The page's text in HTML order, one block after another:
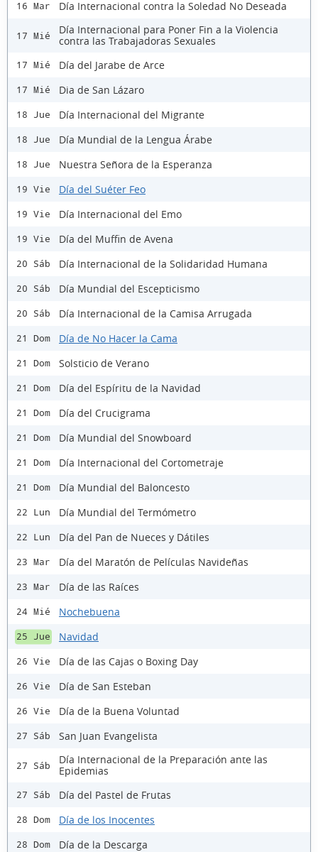
16 Mar Día Internacional contra la Soledad No Deseada
17 Mié
Día Internacional para Poner Fin a la Violencia
contra las Trabajadoras Sexuales
17 Mié Día del Jarabe de Arce
17 Mié Dia de San Lázaro
18 Jue Día Internacional del Migrante
18 Jue Día Mundial de la Lengua Árabe
18 Jue Nuestra Señora de la Esperanza
19 Vie Día del Suéter Feo
19 Vie Día Internacional del Emo
19 Vie Día del Muffin de Avena
20 Sáb Día Internacional de la Solidaridad Humana
20 Sáb Día Mundial del Escepticismo
20 Sáb Día Internacional de la Camisa Arrugada
21 Dom Día de No Hacer la Cama
21 Dom Solsticio de Verano
21 Dom Día del Espíritu de la Navidad
21 Dom Día del Crucigrama
21 Dom Día Mundial del Snowboard
21 Dom Día Internacional del Cortometraje
21 Dom Día Mundial del Baloncesto
22 Lun Día Mundial del Termómetro
22 Lun Día del Pan de Nueces y Dátiles
23 Mar Día del Maratón de Películas Navideñas
23 Mar Día de las Raíces
24 Mié Nochebuena
25 Jue Navidad
26 Vie Día de las Cajas o Boxing Day
26 Vie Día de San Esteban
26 Vie Día de la Buena Voluntad
27 Sáb San Juan Evangelista
27 Sáb
Día Internacional de la Preparación ante las
Epidemias
27 Sáb Día del Pastel de Frutas
28 Dom Día de los Inocentes
28 Dom Día de la Descarga